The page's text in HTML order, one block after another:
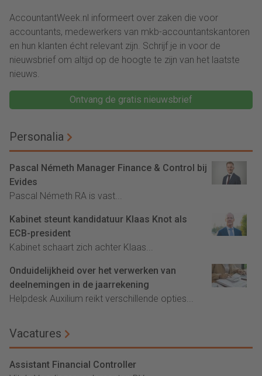
AccountantWeek.nl informeert over zaken die voor
accountants, medewerkers van mkb-accountantskantoren
en hun klanten écht relevant zijn. Schrijf je in voor de
nieuwsbrief om altijd op de hoogte te zijn van het laatste
nieuws.
Ontvang de gratis nieuwsbrief
Personalia
Pascal Németh Manager Finance & Control bij
Evides
Pascal Németh RA is vast...
Kabinet steunt kandidatuur Klaas Knot als
ECB-president
Kabinet schaart zich achter Klaas...
Onduidelijkheid over het verwerken van
deelnemingen in de jaarrekening
Helpdesk Auxilium reikt verschillende opties...
Vacatures
Assistant Financial Controller